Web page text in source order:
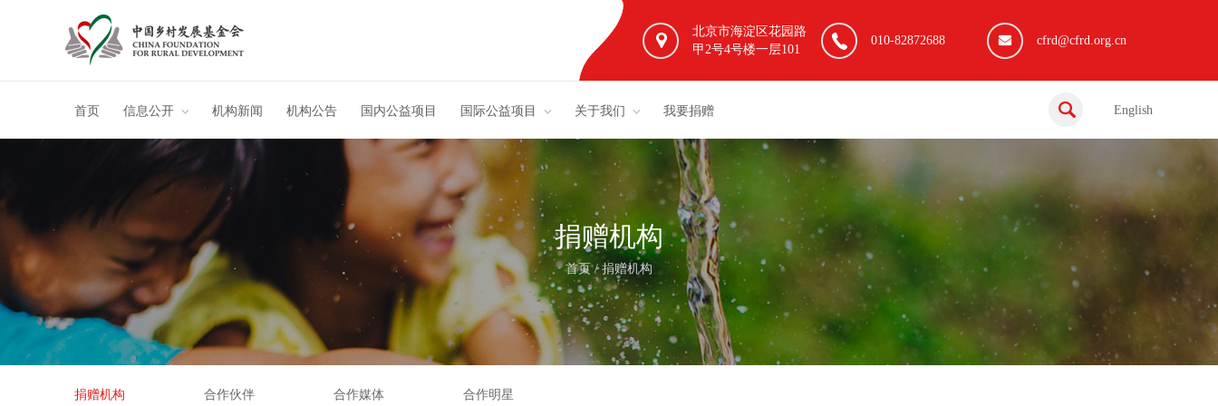
北京市海淀区花园路
甲2号4号楼一层101
010-82872688 cfrd@cfrd.org.cn
首页 信息公开 机构新闻 机构公告 国内公益项目 国际公益项目 关于我们 我要捐赠 English
捐赠机构
首页/捐赠机构
捐赠机构 合作伙伴 合作媒体 合作明星